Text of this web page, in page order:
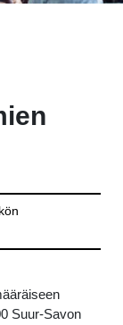
Suur-Savon